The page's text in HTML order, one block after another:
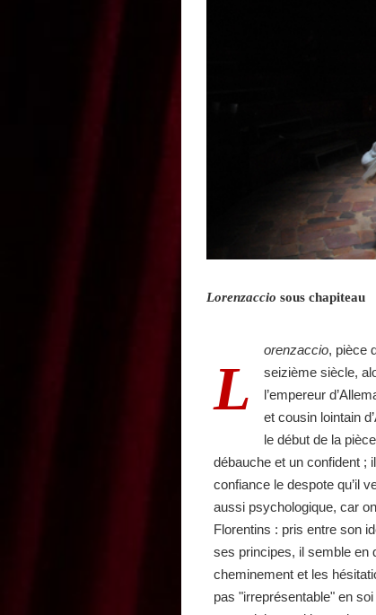
Lorenzaccio sous chapiteau
L
orenzaccio, pièce
seizième siècle,
l’empereur
et cousin lointain
le début de la
débauche et un confident ;
confiance le despote qu’il
aussi psychologique, car
Florentins : pris entre son
ses principes, il semble en
cheminement et les
pas "irreprésentable" en